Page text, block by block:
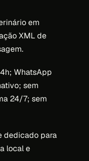
em
XML de
WhatsApp
sem
24/7; sem
dedicado para
local e